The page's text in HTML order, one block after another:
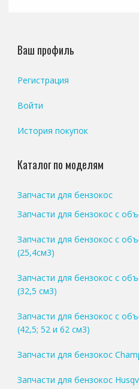
Ваш профиль
Регистрация
Войти
История покупок
Каталог по моделям
Запчасти для бензокос
Запчасти для бензокос с
Запчасти для бензокос с
(25,4см3)
Запчасти для бензокос с
(32,5 см3)
Запчасти для бензокос с
(42,5; 52 и 62 см3)
Запчасти для бензокос
Запчасти для бензокос